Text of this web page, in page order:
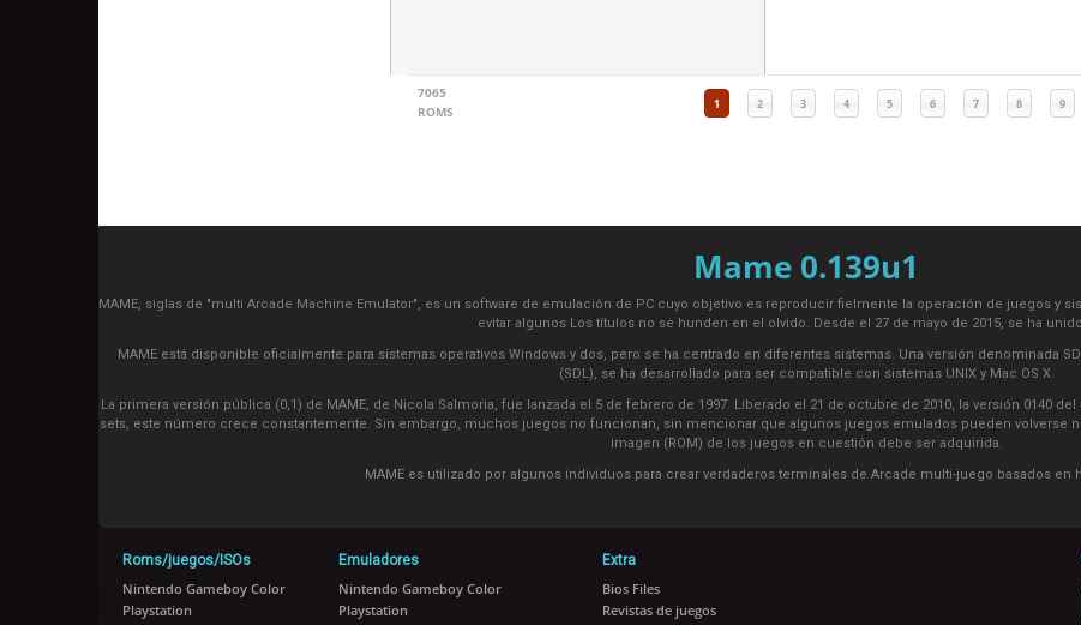
7065
ROMS
1 2 3 4 5 6 7 8 9
Mame 0.139u1
MAME, siglas de "multi Arcade Machine Emulator", es un software de emulación de PC cuyo objetivo es reproducir fielmente la operación de juegos y
evitar algunos Los títulos no se hunden en el olvido. Desde el 27 de mayo de 2015, se ha
MAME está disponible oficialmente para sistemas operativos Windows y dos, pero se ha centrado en diferentes sistemas. Una versión denominada
(SDL), se ha desarrollado para ser compatible con sistemas UNIX y Mac OS X.
La primera versión pública (0,1) de MAME, de Nicola Salmoria, fue lanzada el 5 de febrero de 1997. Liberado el 21 de octubre de 2010, la versión 0140
sets, este número crece constantemente. Sin embargo, muchos juegos no funcionan, sin mencionar que algunos juegos emulados pueden volverse
imagen (ROM) de los juegos en cuestión debe ser adquirida.
MAME es utilizado por algunos individuos para crear verdaderos terminales de Arcade multi-juego basados en
Roms/juegos/ISOs
Nintendo Gameboy Color
Playstation
Emuladores
Nintendo Gameboy Color
Playstation
Extra
Bios Files
Revistas de juegos